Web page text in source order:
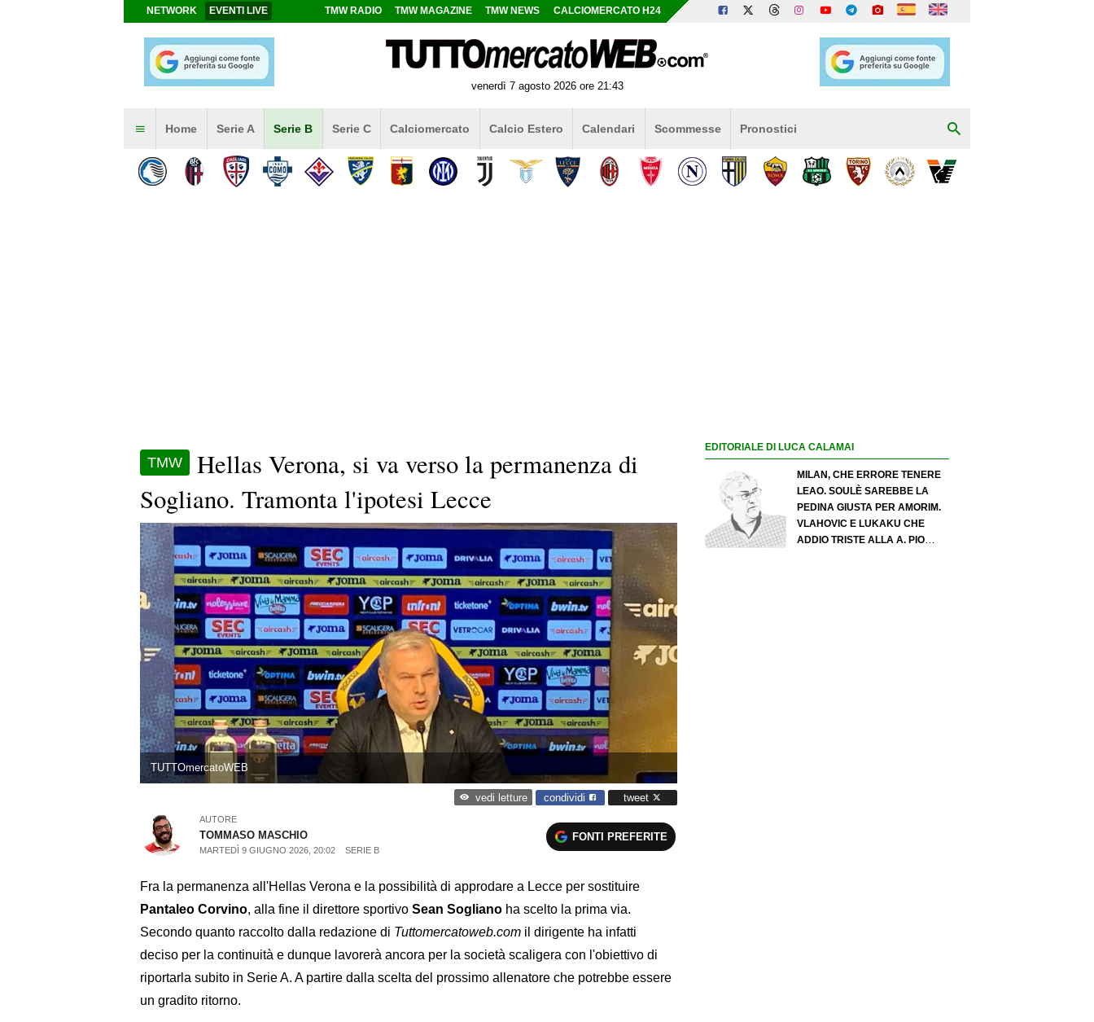
NETWORK EVENTI LIVE TMW RADIO TMW MAGAZINE TMW NEWS CALCIOMERCATO H24
venerdì 7 agosto 2026 ore 21:43
Home Serie A Serie B Serie C Calciomercato Calcio Estero Calendari Scommesse Pronostici
TMW
Hellas Verona, si va verso la permanenza di
Sogliano. Tramonta l'ipotesi Lecce
TUTTOmercatoWEB
vedi letture condividi tweet
AUTORE
TOMMASO MASCHIO
MARTEDÌ 9 GIUGNO 2026, 20:02 SERIE B
FONTI PREFERITE
Fra la permanenza all'Hellas Verona e la possibilità di approdare a Lecce per sostituire
Pantaleo Corvino, alla fine il direttore sportivo Sean Sogliano ha scelto la prima via.
Secondo quanto raccolto dalla redazione di Tuttomercatoweb.com il dirigente ha infatti
deciso per la continuità e dunque lavorerà ancora per la società scaligera con l'obiettivo di
riportarla subito in Serie A. A partire dalla scelta del prossimo allenatore che potrebbe essere
un gradito ritorno.
EDITORIALE DI LUCA CALAMAI
MILAN, CHE ERRORE TENERE
LEAO. SOULÈ SAREBBE LA
PEDINA GIUSTA PER AMORIM.
VLAHOVIC E LUKAKU CHE
ADDIO TRISTE ALLA A. PIO